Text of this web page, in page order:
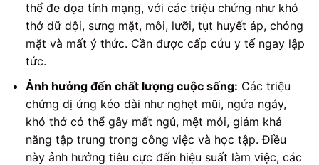
thể đe dọa tính mạng, với các triệu chứng như khó
thở dữ dội, sưng mặt, môi, lưỡi, tụt huyết áp, chóng
mặt và mất ý thức. Cần được cấp cứu y tế ngay lập
tức.
Ảnh hưởng đến chất lượng cuộc sống: Các triệu
chứng dị ứng kéo dài như nghẹt mũi, ngứa ngáy,
khó thở có thể gây mất ngủ, mệt mỏi, giảm khả
năng tập trung trong công việc và học tập. Điều
này ảnh hưởng tiêu cực đến hiệu suất làm việc, các